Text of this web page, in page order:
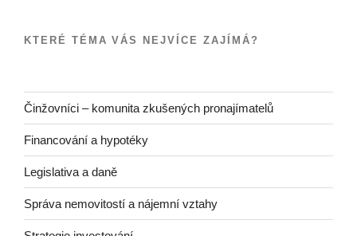
KTERÉ TÉMA VÁS NEJVÍCE ZAJÍMÁ?
Činžovníci – komunita zkušených pronajímatelů
Financování a hypotéky
Legislativa a daně
Správa nemovitostí a nájemní vztahy